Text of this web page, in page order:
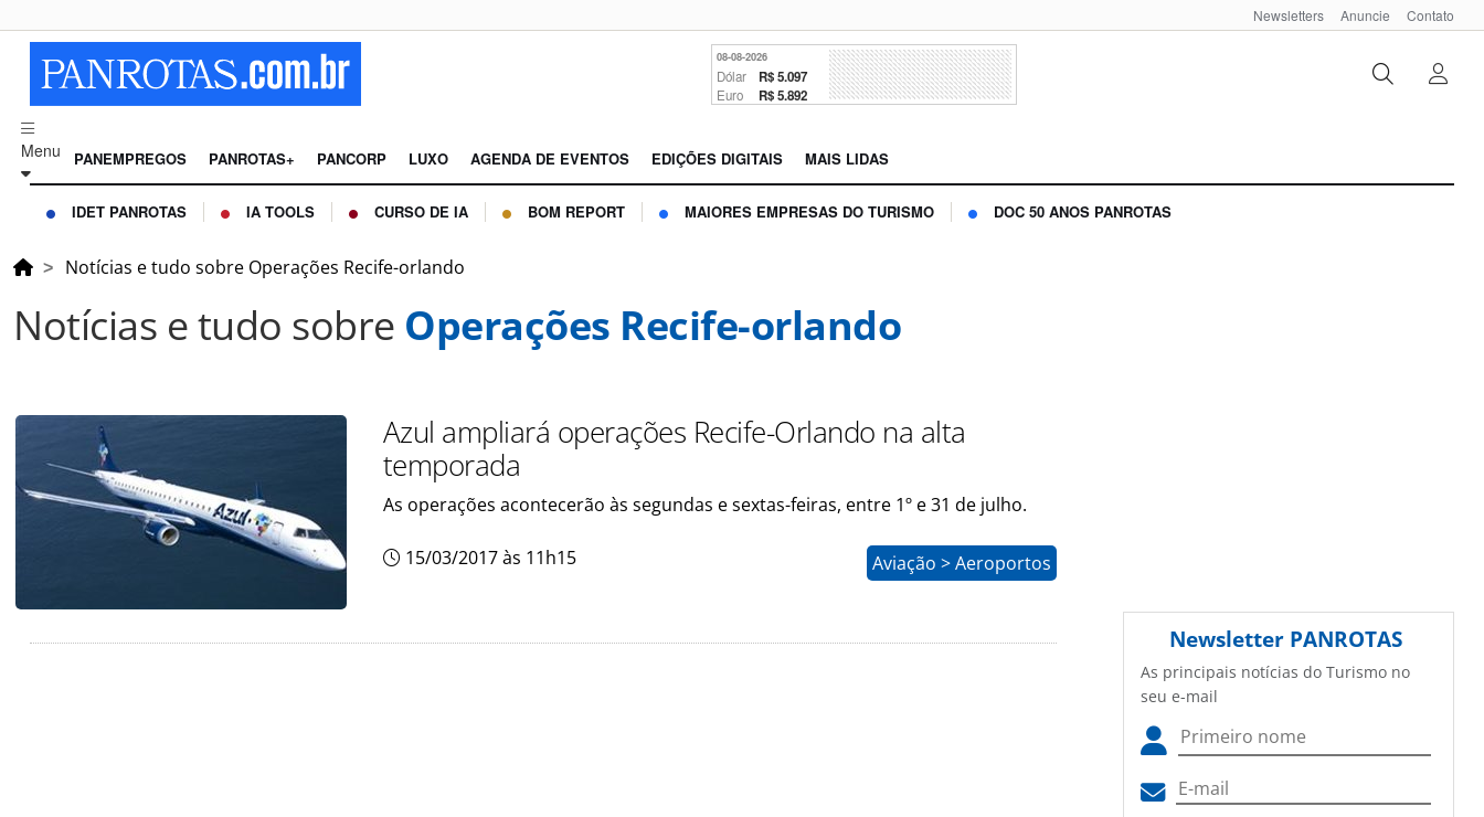
Newsletters Anuncie Contato
08-08-2026
Dólar R$ 5.097
Euro R$ 5.892
Menu PANEMPREGOS PANROTAS+ PANCORP LUXO AGENDA DE EVENTOS EDIÇÕES DIGITAIS MAIS LIDAS
IDET PANROTAS IA TOOLS CURSO DE IA BOM REPORT MAIORES EMPRESAS DO TURISMO DOC 50 ANOS PANROTAS
Notícias e tudo sobre Operações Recife-orlando
Notícias e tudo sobre Operações Recife-orlando
Azul ampliará operações Recife-Orlando na alta
temporada
As operações acontecerão às segundas e sextas-feiras, entre 1º e 31 de julho.
15/03/2017 às 11h15 Aviação > Aeroportos
Newsletter PANROTAS
As principais notícias do Turismo no
seu e-mail